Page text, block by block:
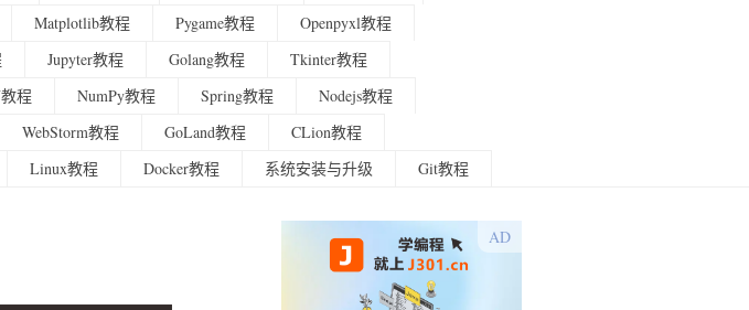
Matplotlib教程 Pygame教程
Openpyxl教程
Jupyter教程 Golang教程
Tkinter教程
程 NumPy教程 Spring教程
Nodejs教程
WebStorm教程 GoLand教程
CLion教程
Linux教程 Docker教程 系统安装与升级 Git教程